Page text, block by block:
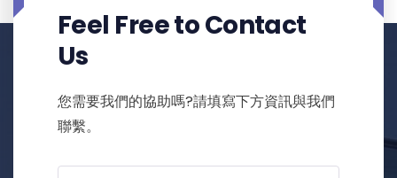
Feel Free to Contact
Us
您需要我們的協助嗎?請填寫下方資訊與我們
聯繫。